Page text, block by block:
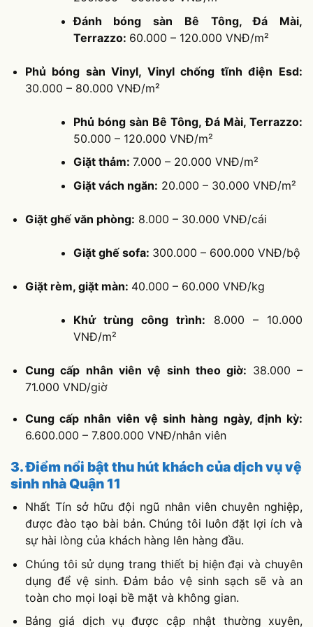
Đánh bóng sàn Bê Tông, Đá Mài,
Terrazzo: 60.000 – 120.000 VNĐ/m²
Phủ bóng sàn Vinyl, Vinyl chống tĩnh điện Esd:
30.000 – 80.000 VNĐ/m²
Phủ bóng sàn Bê Tông, Đá Mài, Terrazzo:
50.000 – 120.000 VNĐ/m²
Giặt thảm: 7.000 – 20.000 VNĐ/m²
Giặt vách ngăn: 20.000 – 30.000 VNĐ/m²
Giặt ghế văn phòng: 8.000 – 30.000 VNĐ/cái
Giặt ghế sofa: 300.000 – 600.000 VNĐ/bộ
Giặt rèm, giặt màn: 40.000 – 60.000 VNĐ/kg
Khử trùng công trình: 8.000 – 10.000
VNĐ/m²
Cung cấp nhân viên vệ sinh theo giờ: 38.000 –
71.000 VND/giờ
Cung cấp nhân viên vệ sinh hàng ngày, định kỳ:
6.600.000 – 7.800.000 VNĐ/nhân viên
3. Điểm nổi bật thu hút khách của dịch vụ vệ
sinh nhà Quận 11
Nhất Tín sở hữu đội ngũ nhân viên chuyên nghiệp,
được đào tạo bài bản. Chúng tôi luôn đặt lợi ích và
sự hài lòng của khách hàng lên hàng đầu.
Chúng tôi sử dụng trang thiết bị hiện đại và chuyên
dụng để vệ sinh. Đảm bảo vệ sinh sạch sẽ và an
toàn cho mọi loại bề mặt và không gian.
Bảng giá dịch vụ được cập nhật thường xuyên,